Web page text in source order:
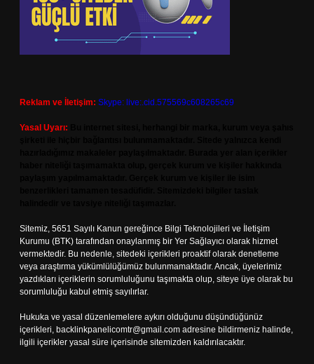
Reklam ve İletişim: Skype: live:.cid.575569c608265c69
Yasal Uyarı:
Sitemiz, 5651 Sayılı Kanun gereğince Bilgi Teknolojileri ve İletişim
Kurumu (BTK) tarafından onaylanmış bir Yer Sağlayıcı olarak hizmet
vermektedir. Bu nedenle, sitedeki içerikleri proaktif olarak denetleme
veya araştırma yükümlülüğümüz bulunmamaktadır. Ancak, üyelerimiz
yazdıkları içeriklerin sorumluluğunu taşımakta olup, siteye üye olarak bu
sorumluluğu kabul etmiş sayılırlar.
Hukuka ve yasal düzenlemelere aykırı olduğunu düşündüğünüz
içerikleri, backlinkpanelicomtr@gmail.com adresine bildirmeniz halinde,
ilgili içerikler yasal süre içerisinde sitemizden kaldırılacaktır.